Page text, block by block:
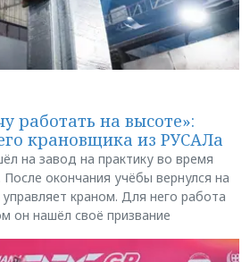
работать на высоте»:
крановщика из РУСАЛа
на завод на практику во время
окончания учёбы вернулся на
краном. Для него работа
он нашёл своё призвание